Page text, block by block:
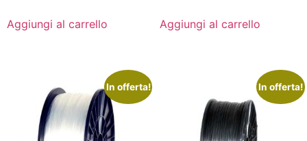
Aggiungi al carrello Aggiungi al carrello
In offerta! In offerta!